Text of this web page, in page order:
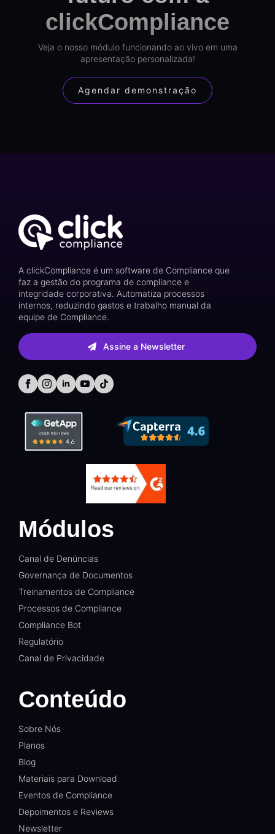
clickCompliance
Veja o nosso módulo funcionando ao vivo em uma
apresentação personalizada!
Agendar demonstração
A clickCompliance é um software de Compliance que
faz a gestão do programa de compliance e
integridade corporativa. Automatiza processos
internos, reduzindo gastos e trabalho manual da
equipe de Compliance.
Assine a Newsletter
Módulos
Canal de Denúncias
Governança de Documentos
Treinamentos de Compliance
Processos de Compliance
Compliance Bot
Regulatório
Canal de Privacidade
Conteúdo
Sobre Nós
Planos
Blog
Materiais para Download
Eventos de Compliance
Depoimentos e Reviews
Newsletter